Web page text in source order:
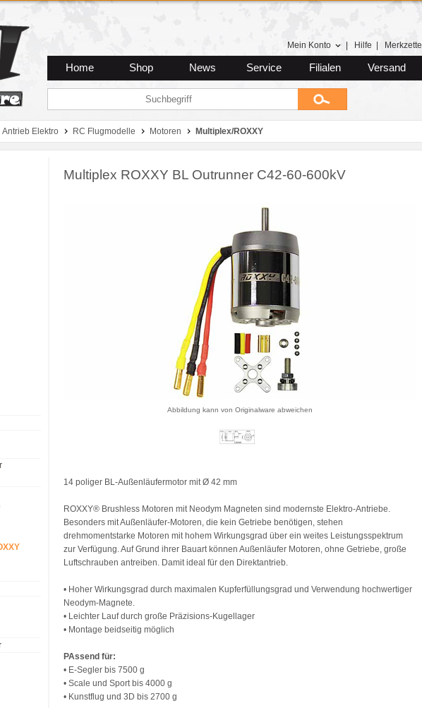
Mein Konto Hilfe Merkzettel
Home Shop News Service Filialen Versand
Antrieb Elektro RC Flugmodelle Motoren Multiplex/ROXXY
Multiplex ROXXY BL Outrunner C42-60-600kV
Abbildung kann von Originalware abweichen
14 poliger BL-Außenläufermotor mit Ø 42 mm
ROXXY® Brushless Motoren mit Neodym Magneten sind modernste Elektro-Antriebe.
Besonders mit Außenläufer-Motoren, die kein Getriebe benötigen, stehen
drehmomentstarke Motoren mit hohem Wirkungsgrad über ein weites Leistungsspektrum
zur Verfügung. Auf Grund ihrer Bauart können Außenläufer Motoren, ohne Getriebe, große
Luftschrauben antreiben. Damit ideal für den Direktantrieb.
• Hoher Wirkungsgrad durch maximalen Kupferfüllungsgrad und Verwendung hochwertiger
Neodym-Magnete.
• Leichter Lauf durch große Präzisions-Kugellager
• Montage beidseitig möglich
PAssend für:
• E-Segler bis 7500 g
• Scale und Sport bis 4000 g
• Kunstflug und 3D bis 2700 g